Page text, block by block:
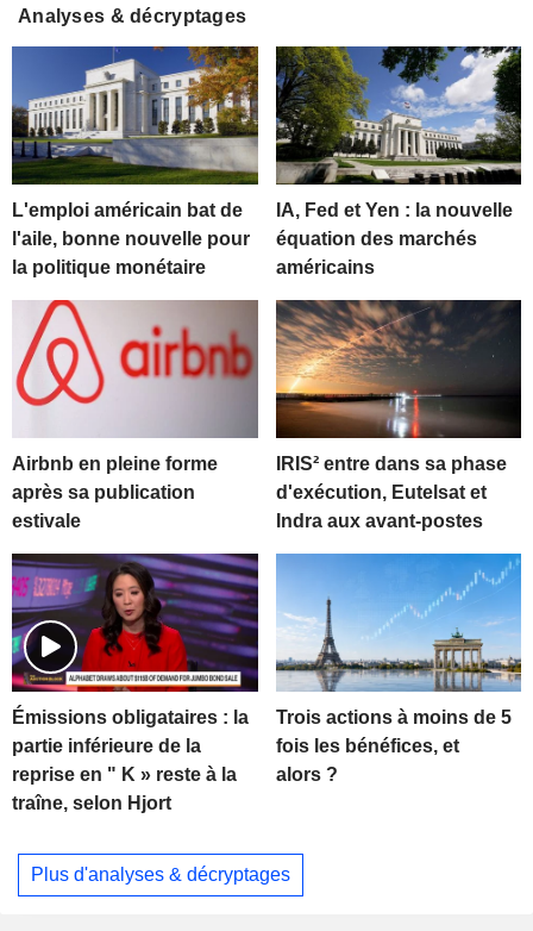
Analyses & décryptages
L'emploi américain bat de
l'aile, bonne nouvelle pour
la politique monétaire
IA, Fed et Yen : la nouvelle
équation des marchés
américains
Airbnb en pleine forme
après sa publication
estivale
IRIS² entre dans sa phase
d'exécution, Eutelsat et
Indra aux avant-postes
Émissions obligataires : la
partie inférieure de la
reprise en " K » reste à la
traîne, selon Hjort
Trois actions à moins de 5
fois les bénéfices, et
alors ?
Plus d'analyses & décryptages